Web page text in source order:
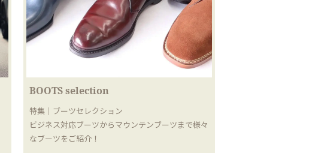
BOOTS selection
特集｜ブーツセレクション
ビジネス対応ブーツからマウンテンブーツまで様々
なブーツをご紹介！